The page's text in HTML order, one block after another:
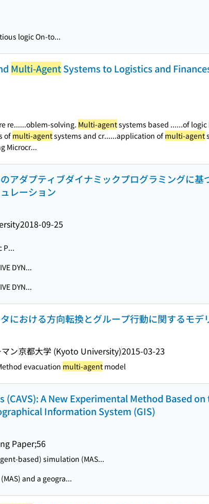
logic On-to...
Multi-AgentSystems to Logistics and
re......oblem-solving. Multi-agentsystems based ......of logic
ofmulti-agentsystems and cr......application of multi-agent
Microcr...
アダプティブダイナミックプログラミングに基
レーション
2018-09-25
P...
DYN...
DYN...
における方向転換とグループ行動に関するモデ
ン京都大学 (Kyoto University)2015-03-23
evacuation multi-agent model
A New Experimental Method Based
Information System (GIS)
Paper;56
based) simulation (MAS...
and a geogra...